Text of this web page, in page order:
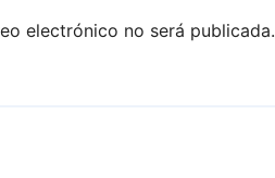
electrónico no será publicada.